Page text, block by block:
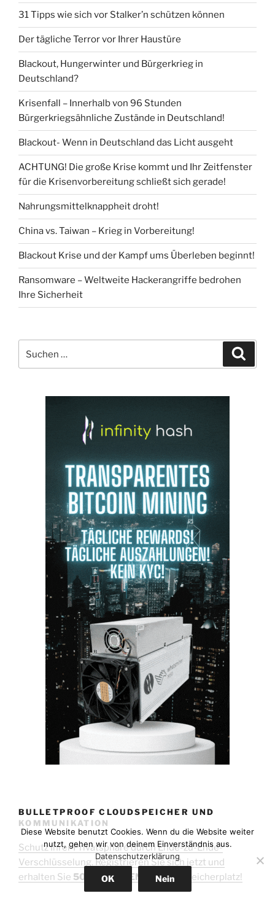
31 Tipps wie sich vor Stalker’n schützen können
Der tägliche Terror vor Ihrer Haustüre
Blackout, Hungerwinter und Bürgerkrieg in
Deutschland?
Krisenfall – Innerhalb von 96 Stunden
Bürgerkriegsähnliche Zustände in Deutschland!
Blackout- Wenn in Deutschland das Licht ausgeht
ACHTUNG! Die große Krise kommt und Ihr Zeitfenster
für die Krisenvorbereitung schließt sich gerade!
Nahrungsmittelknappheit droht!
China vs. Taiwan – Krieg in Vorbereitung!
Blackout Krise und der Kampf ums Überleben beginnt!
Ransomware – Weltweite Hackerangriffe bedrohen
Ihre Sicherheit
nach:
BULLETPROOF CLOUDSPEICHER UND
KOMMUNIKATION
Schutz Ihrer Privatsphäre durch Ende-zu-Ende-
Verschlüsselung. Registrieren Sie sich jetzt und
erhalten Sie 50 GB KOSTENLOSEN* Speicherplatz!
Diese Website benutzt Cookies. Wenn du die Website weiter
nutzt, gehen wir von deinem Einverständnis aus.
Datenschutzerklärung
OK Nein